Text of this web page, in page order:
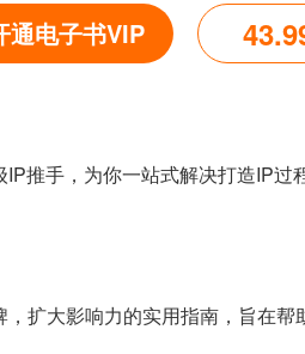
通电子书VIP
推手，为你一站式解决打造IP过
扩大影响力的实用指南，旨在帮